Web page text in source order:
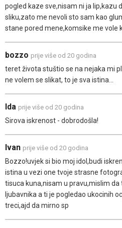
pogled kaze sve,nisam ni ja lip,kazu
sliku,zato me nevoli sto sam kao
stane pored mene,komsike me vole
bozzo prije više od 20 godina
teret života stuštio se na nejaka mi
ne volem se slikat, to je sva istina...
Ida prije više od 20 godina
Sirova iskrenost - dobrodošla!
Ivan prije više od 20 godina
Bozzo!uvjek si bio moj idol,budi
istina u vezi one tvoje strasne
tisuca kuna,nisam u pravu,mislim da
ljubavnika a ti je pogledao ukocinih
treci,ajd da mirno sp